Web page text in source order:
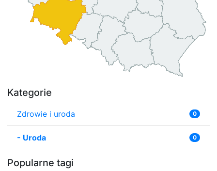
Kategorie
Zdrowie i uroda 0
- Uroda 0
Popularne tagi